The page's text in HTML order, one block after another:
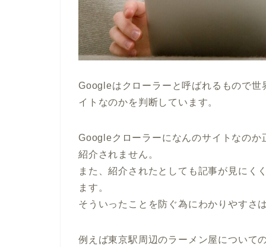
Googleはクローラーと呼ばれるもので
イトなのかを判断しています。
Googleクローラーになんのサイトなの
紹介されません。
また、紹介されたとしても記事が見にく
ます。
そういったことを防ぐ為にわかりやすさ
例えば東京駅周辺のラーメン屋について